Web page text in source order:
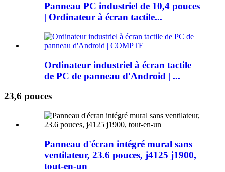
Panneau PC industriel de 10,4 pouces
| Ordinateur à écran tactile...
Ordinateur industriel à écran tactile
de PC de panneau d'Android | ...
23,6 pouces
Panneau d'écran intégré mural sans
ventilateur, 23.6 pouces, j4125 j1900,
tout-en-un